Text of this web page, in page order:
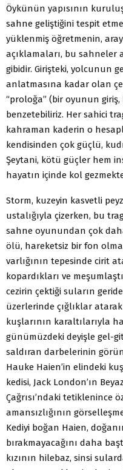
Öykünün yapısının
sahne geliştiğini tespit
yüklenmiş öğretmenin,
açıklamaları, bu sahneler
gibidir. Girişteki, yolcunun
anlatmasına kadar olan
“proloğa” (bir oyunun
benzetebiliriz. Her sahici
kahraman kaderin o
kendisinden çok güçlü,
Şeytani, kötü güçler hem
hayatın içinde kol
Storm, kuzeyin kasvetli
ustalığıyla çizerken, bu
sahne oyunundan çok
ölü, hareketsiz bir fon
varlığının tepesinde cirit
kopardıkları ve
cezirin çektiği suların geride
üzerlerinde çığlıklar
kuşlarının karaltılarıyla
günümüzdeki deyişle gel-
saldıran darbelerinin
Hauke Haien’in elindeki
kedisi, Jack London’ın
Çağrısı’ndaki tetiklenince
amansızlığının
Kediyi boğan Haien,
bırakmayacağını daha
kızının hilebaz, sinsi